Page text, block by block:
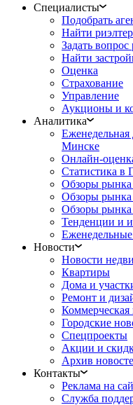
Специалисты
Подобрать
Найти
Задать вопрос
Найти
Оценка
Страхование
Управление
Аукционы и
Аналитика
Минске
Онлайн-
Статистика в
Обзоры рынка
Обзоры рынка
Обзоры рынка
Тенденции и
Новости
Новости
Квартиры
Дома и
Ремонт и
Городские
Спецпроекты
Акции и
Архив
Контакты
Реклама на
Служба